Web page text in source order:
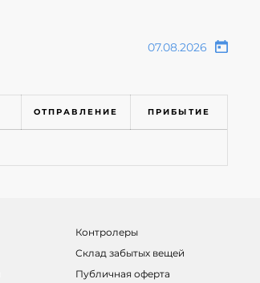
ОТПРАВЛЕНИЕ ПРИБЫТИЕ
Контролеры
Склад забытых вещей
Публичная оферта